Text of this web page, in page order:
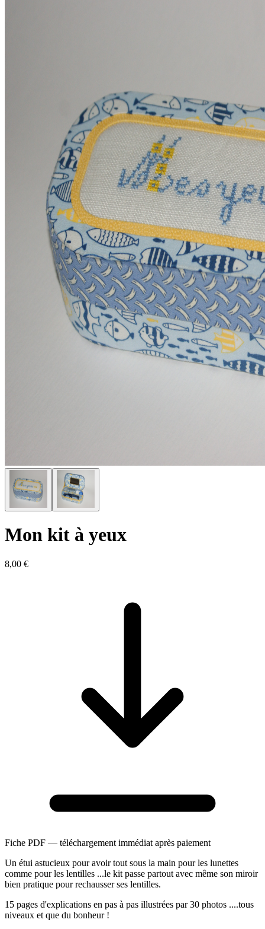
Mon kit à yeux
8,00 €
Fiche PDF — téléchargement immédiat après paiement
Un étui astucieux pour avoir tout sous la main pour les lunettes
comme pour les lentilles ...le kit passe partout avec même son miroir
bien pratique pour rechausser ses lentilles.
15 pages d'explications en pas à pas illustrées par 30 photos ....tous
niveaux et que du bonheur !